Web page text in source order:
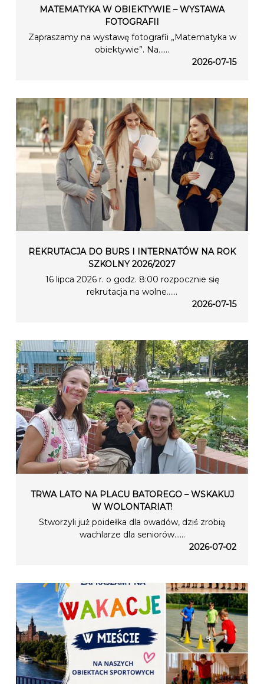
MATEMATYKA W OBIEKTYWIE – WYSTAWA
FOTOGRAFII
Zapraszamy na wystawę fotografii „Matematyka w
obiektywie”. Na…...
2026-07-15
REKRUTACJA DO BURS I INTERNATÓW NA ROK
SZKOLNY 2026/2027
16 lipca 2026 r. o godz. 8:00 rozpocznie się
rekrutacja na wolne…...
2026-07-15
TRWA LATO NA PLACU BATOREGO – WSKAKUJ
W WOLONTARIAT!
Stworzyli już poidełka dla owadów, dziś zrobią
wachlarze dla seniorów…...
2026-07-02